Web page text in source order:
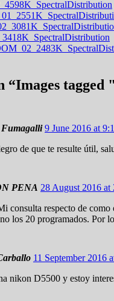
“Images tagged
9 June 2016 at
de que te resulte útil,
PENA 28 August 2016 at
consulta respecto de
los 20 programados. Por
11 September 2016
nikon D5500 y estoy